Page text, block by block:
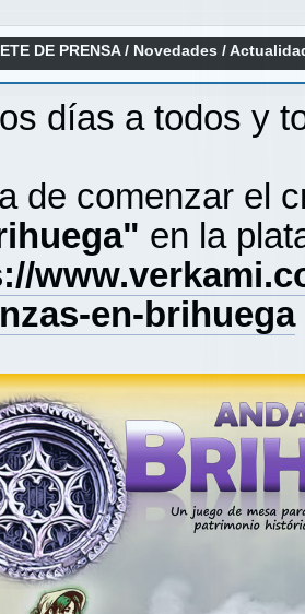
DE PRENSA/ Novedades /
días a todos y
de comenzar el
en la
en-brihuega